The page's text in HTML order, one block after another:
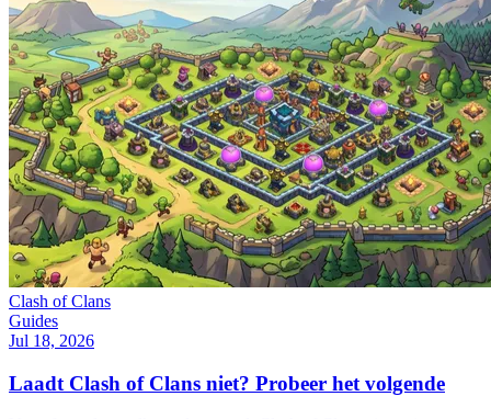
Clash of Clans
Guides
Jul 18, 2026
Laadt Clash of Clans niet? Probeer het volgende